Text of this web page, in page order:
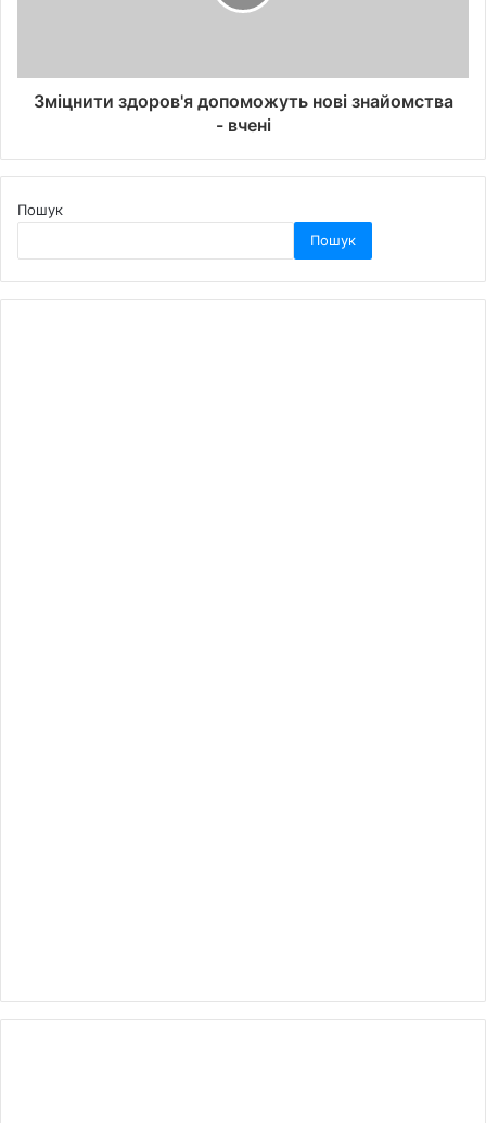
Зміцнити здоров'я допоможуть нові знайомства
- вчені
Пошук
Пошук